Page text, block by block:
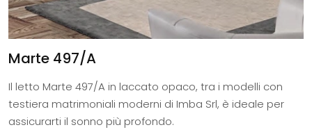
Marte 497/A
Il letto Marte 497/A in laccato opaco, tra i modelli con
testiera matrimoniali moderni di Imba Srl, è ideale per
assicurarti il sonno più profondo.